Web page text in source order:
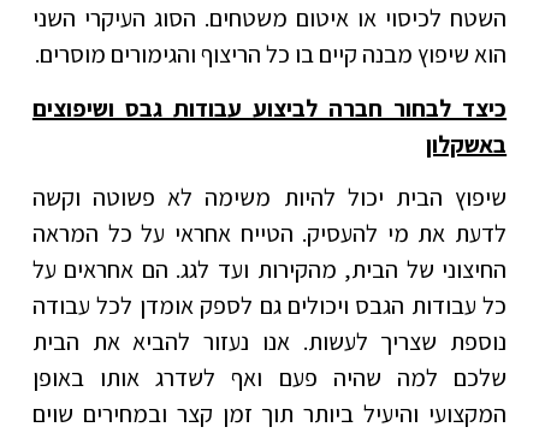
השטח לכיסוי או איטום משטחים. הסוג העיקרי השני
הוא שיפוץ מבנה קיים בו כל הריצוף והגימורים מוסרים.
כיצד לבחור חברה לביצוע עבודות גבס ושיפוצים
באשקלון
שיפוץ הבית יכול להיות משימה לא פשוטה וקשה
לדעת את מי להעסיק. הטייח אחראי על כל המראה
החיצוני של הבית, מהקירות ועד לגג. הם אחראים על
כל עבודות הגבס ויכולים גם לספק אומדן לכל עבודה
נוספת שצריך לעשות. אנו נעזור להביא את הבית
שלכם למה שהיה פעם ואף לשדרג אותו באופן
המקצועי והיעיל ביותר תוך זמן קצר ובמחירים שוים